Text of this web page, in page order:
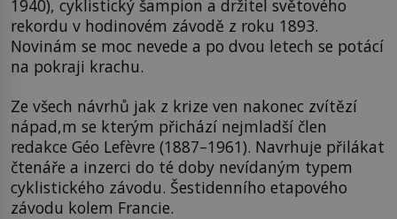
1940), cyklistický šampion a držitel světového
rekordu v hodinovém závodě z roku 1893.
Novinám se moc nevede a po dvou letech se potácí
na pokraji krachu.
Ze všech návrhů jak z krize ven nakonec zvítězí
nápad,m se kterým přichází nejmladší člen
redakce Géo Lefèvre (1887–1961). Navrhuje přilákat
čtenáře a inzerci do té doby nevídaným typem
cyklistického závodu. Šestidenního etapového
závodu kolem Francie.